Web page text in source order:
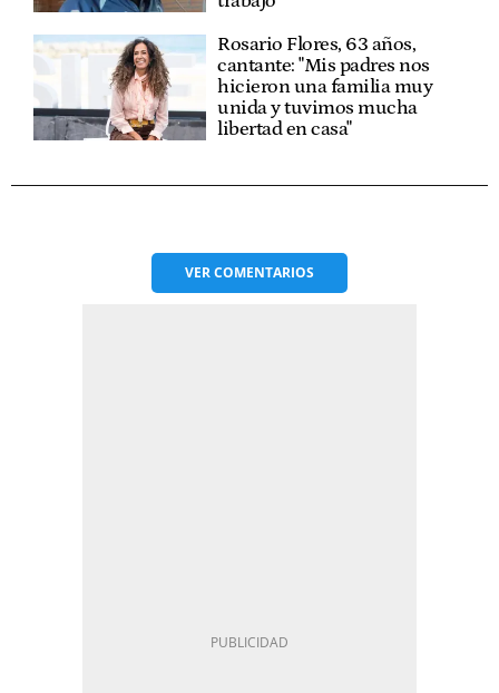
Rosario Flores, 63 años,
cantante: "Mis padres nos
hicieron una familia muy
unida y tuvimos mucha
libertad en casa"
VERCOMENTARIOS